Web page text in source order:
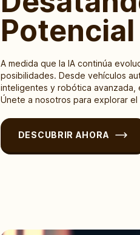
Potencial
A medida que la IA continúa
posibilidades. Desde vehículos
inteligentes y robótica avanzada,
Únete a nosotros para explorar
DESCUBRIR AHORA